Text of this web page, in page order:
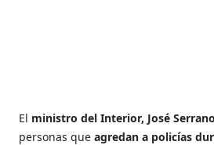
El ministro del Interior, José
personas queagredan a policías